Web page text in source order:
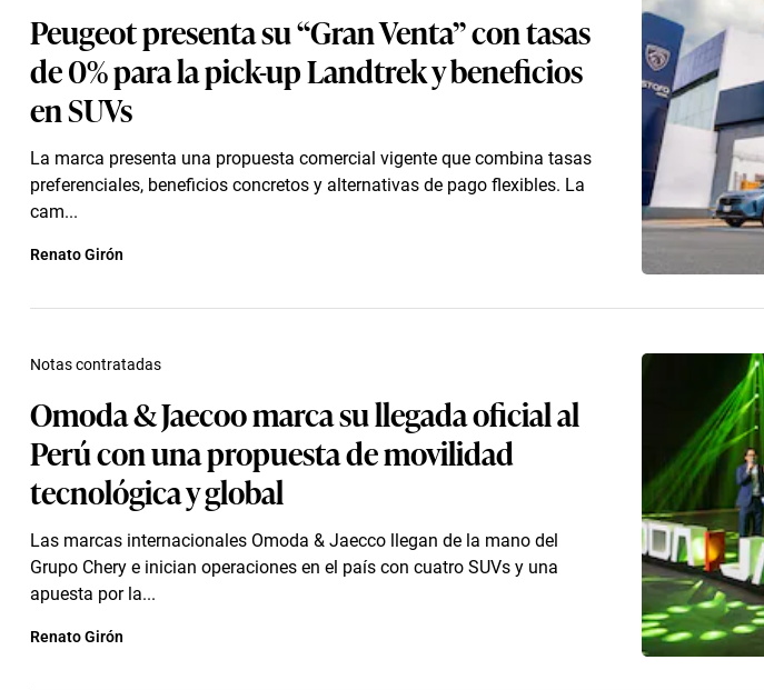
Peugeot presenta su “Gran Venta” con tasas
de 0% para la pick-up Landtrek y beneficios
en SUVs
La marca presenta una propuesta comercial vigente que combina tasas
preferenciales, beneficios concretos y alternativas de pago flexibles. La
cam...
Renato Girón
Omoda & Jaecoo marca su llegada oficial al
Perú con una propuesta de movilidad
tecnológica y global
Las marcas internacionales Omoda & Jaecco llegan de la mano del
Grupo Chery e inician operaciones en el país con cuatro SUVs y una
apuesta por la...
Notas contratadas
Renato Girón